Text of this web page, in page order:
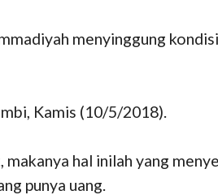
menyinggung
Kamis (10/5/2018).
hal inilah yang
punya uang.